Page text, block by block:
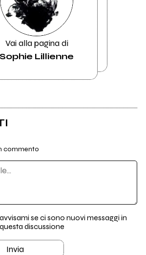
Vai alla pagina di
Sophie Lillienne
commento
avvisami se ci sono nuovi messaggi in
questa discussione
Invia